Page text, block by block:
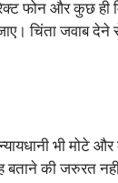
और कुछ ही
चिंता जवाब देने
भी
की जरुरत